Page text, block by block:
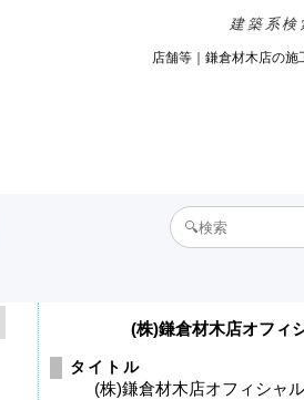
建築系
店舗等｜鎌倉材木店の
(株)鎌倉材木店オフィ
タイトル
(株)鎌倉材木店オフィシャ